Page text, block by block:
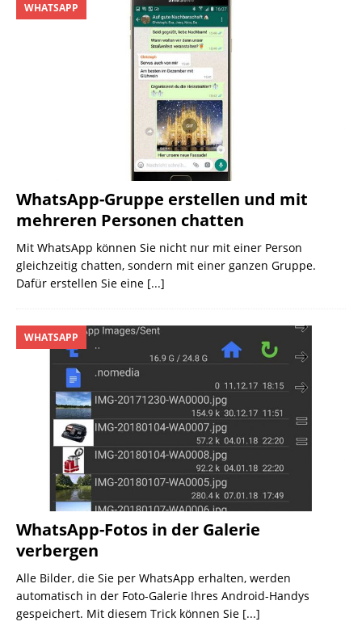
WhatsApp-Gruppe erstellen und mit
mehreren Personen chatten
WHATSAPP
Mit WhatsApp können Sie nicht nur mit einer Person
gleichzeitig chatten, sondern mit einer ganzen Gruppe.
Dafür erstellen Sie eine [...]
WhatsApp-Fotos in der Galerie
verbergen
WHATSAPP
Alle Bilder, die Sie per WhatsApp erhalten, werden
automatisch in der Foto-Galerie Ihres Android-Handys
gespeichert. Mit diesem Trick können Sie [...]